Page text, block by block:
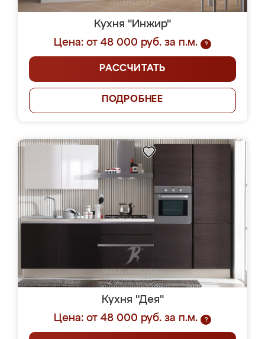
Кухня "Инжир"
Цена: от 48 000 руб. за п.м.
?
РАССЧИТАТЬ
ПОДРОБНЕЕ
Кухня "Дея"
Цена: от 48 000 руб. за п.м.
?